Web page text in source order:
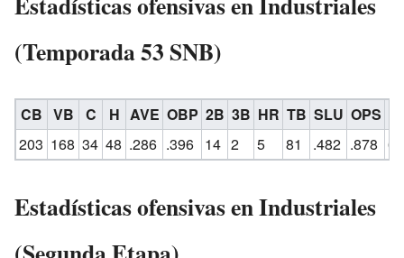
(Temporada 53 SNB)
CB VB C H AVE OBP 2B 3B HR TB SLU OPS
203 168 34 48 .286 .396 14 2 5 81 .482 .878 6
Estadísticas ofensivas en Industriales